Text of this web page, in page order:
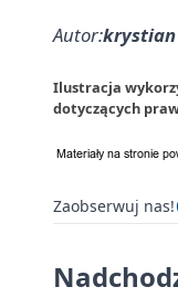
Autor:krystian
Ilustracja
dotyczących
Zaobserwuj nas!